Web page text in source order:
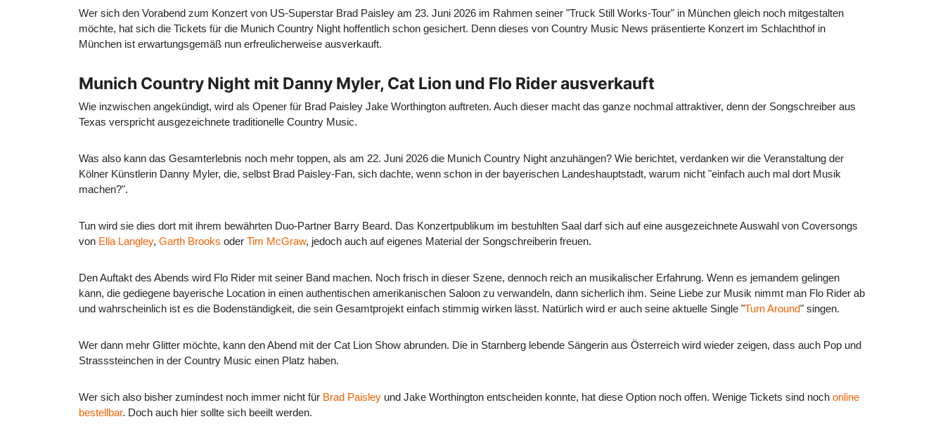
Wer sich den Vorabend zum Konzert von US-Superstar Brad Paisley am 23. Juni 2026 im Rahmen seiner "Truck Still Works-Tour" in München gleich noch mitgestalten
möchte, hat sich die Tickets für die Munich Country Night hoffentlich schon gesichert. Denn dieses von Country Music News präsentierte Konzert im Schlachthof in
München ist erwartungsgemäß nun erfreulicherweise ausverkauft.
Munich Country Night mit Danny Myler, Cat Lion und Flo Rider ausverkauft
Wie inzwischen angekündigt, wird als Opener für Brad Paisley Jake Worthington auftreten. Auch dieser macht das ganze nochmal attraktiver, denn der Songschreiber aus
Texas verspricht ausgezeichnete traditionelle Country Music.
Was also kann das Gesamterlebnis noch mehr toppen, als am 22. Juni 2026 die Munich Country Night anzuhängen? Wie berichtet, verdanken wir die Veranstaltung der
Kölner Künstlerin Danny Myler, die, selbst Brad Paisley-Fan, sich dachte, wenn schon in der bayerischen Landeshauptstadt, warum nicht "einfach auch mal dort Musik
machen?".
Tun wird sie dies dort mit ihrem bewährten Duo-Partner Barry Beard. Das Konzertpublikum im bestuhlten Saal darf sich auf eine ausgezeichnete Auswahl von Coversongs
von Ella Langley, Garth Brooks oder Tim McGraw, jedoch auch auf eigenes Material der Songschreiberin freuen.
Den Auftakt des Abends wird Flo Rider mit seiner Band machen. Noch frisch in dieser Szene, dennoch reich an musikalischer Erfahrung. Wenn es jemandem gelingen
kann, die gediegene bayerische Location in einen authentischen amerikanischen Saloon zu verwandeln, dann sicherlich ihm. Seine Liebe zur Musik nimmt man Flo Rider ab
und wahrscheinlich ist es die Bodenständigkeit, die sein Gesamtprojekt einfach stimmig wirken lässt. Natürlich wird er auch seine aktuelle Single "Turn Around" singen.
Wer dann mehr Glitter möchte, kann den Abend mit der Cat Lion Show abrunden. Die in Starnberg lebende Sängerin aus Österreich wird wieder zeigen, dass auch Pop und
Strasssteinchen in der Country Music einen Platz haben.
Wer sich also bisher zumindest noch immer nicht für Brad Paisley und Jake Worthington entscheiden konnte, hat diese Option noch offen. Wenige Tickets sind noch online
bestellbar. Doch auch hier sollte sich beeilt werden.